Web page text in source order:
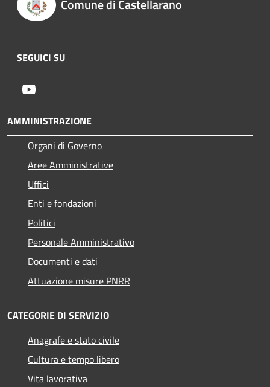
Comune di Castellarano
SEGUICI SU
AMMINISTRAZIONE
Organi di Governo
Aree Amministrative
Uffici
Enti e fondazioni
Politici
Personale Amministrativo
Documenti e dati
Attuazione misure PNRR
CATEGORIE DI SERVIZIO
Anagrafe e stato civile
Cultura e tempo libero
Vita lavorativa